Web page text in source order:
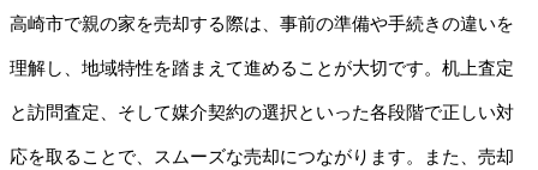
高崎市で親の家を売却する際は、事前の準備や手続きの違いを
理解し、地域特性を踏まえて進めることが大切です。机上査定
と訪問査定、そして媒介契約の選択といった各段階で正しい対
応を取ることで、スムーズな売却につながります。また、売却